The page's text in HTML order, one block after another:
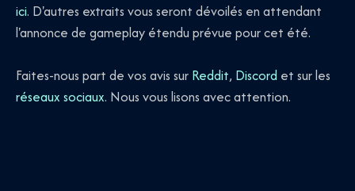
ici. D'autres extraits vous seront dévoilés en attendant
l'annonce de gameplay étendu prévue pour cet été.
Faites-nous part de vos avis sur Reddit, Discord et sur les
réseaux sociaux. Nous vous lisons avec attention.